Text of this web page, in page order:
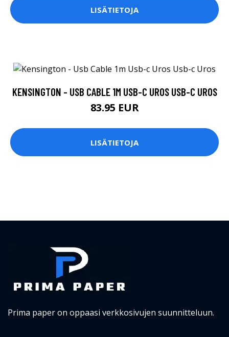
LISÄTIETOJA
KENSINGTON - USB CABLE 1M USB-C UROS USB-C UROS
83.95 EUR
LISÄTIETOJA
Prima paper on oppaasi verkkosivujen suunnitteluun.